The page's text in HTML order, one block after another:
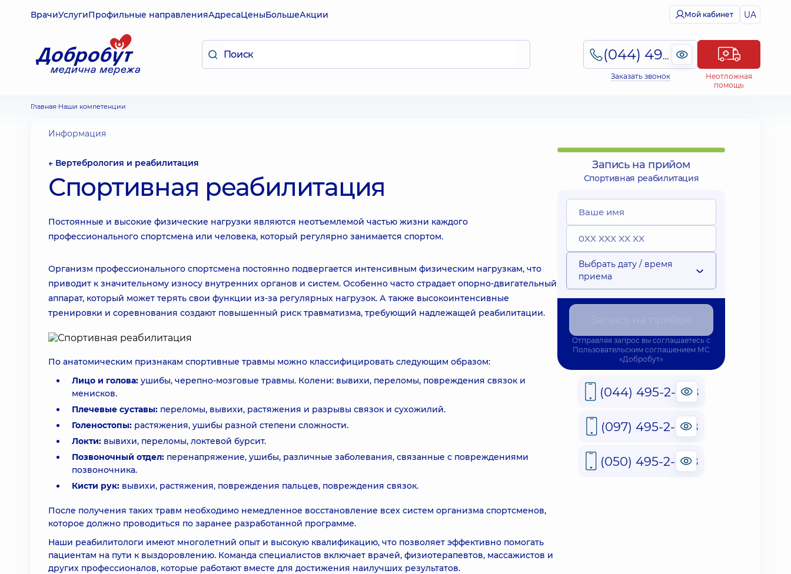
ВрачиУслугиПрофильные направленияАдресаЦеныБольшеАкции Мой кабинет UA
(044) 495-2-888
Заказать звонок
Неотложная
помощь
Главная Наши компетенции
Информация
← Вертебрология и реабилитация
Спортивная реабилитация
Постоянные и высокие физические нагрузки являются неотъемлемой частью жизни каждого
профессионального спортсмена или человека, который регулярно занимается спортом.
Организм профессионального спортсмена постоянно подвергается интенсивным физическим нагрузкам, что
приводит к значительному износу внутренних органов и систем. Особенно часто страдает опорно-двигательный
аппарат, который может терять свои функции из-за регулярных нагрузок. А также высокоинтенсивные
тренировки и соревнования создают повышенный риск травматизма, требующий надлежащей реабилитации.
По анатомическим признакам спортивные травмы можно классифицировать следующим образом:
Лицо и голова: ушибы, черепно-мозговые травмы. Колени: вывихи, переломы, повреждения связок и
менисков.
Плечевые суставы: переломы, вывихи, растяжения и разрывы связок и сухожилий.
Голеностопы: растяжения, ушибы разной степени сложности.
Локти: вывихи, переломы, локтевой бурсит.
Позвоночный отдел: перенапряжение, ушибы, различные заболевания, связанные с повреждениями
позвоночника.
Кисти рук: вывихи, растяжения, повреждения пальцев, повреждения связок.
После получения таких травм необходимо немедленное восстановление всех систем организма спортсменов,
которое должно проводиться по заранее разработанной программе.
Наши реабилитологи имеют многолетний опыт и высокую квалификацию, что позволяет эффективно помогать
пациентам на пути к выздоровлению. Команда специалистов включает врачей, физиотерапевтов, массажистов и
других профессионалов, которые работают вместе для достижения наилучших результатов.
Запись на прийом
Спортивная реабилитация
Выбрать дату / время
приема
Отправляя запрос вы соглашаетесь с
Пользовательским соглашением МС
«Добробут»
(044) 495-2-888
(097) 495-2-888
(050) 495-2-888